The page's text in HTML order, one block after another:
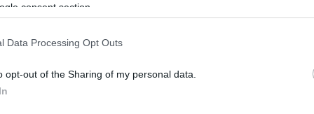
consent section.
Data Processing Opt Outs
opt-out of the Sharing of my personal data.
των εισοδηματικών ανισοτήτων στο εσωτερικό
Flash.grστην αναζήτηση τηςGoogle